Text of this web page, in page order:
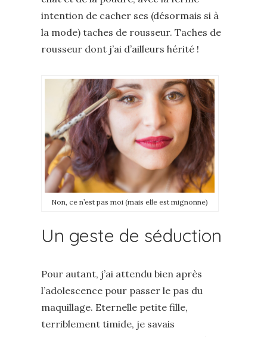
intention de cacher ses (désormais si à
la mode) taches de rousseur. Taches de
rousseur dont j’ai d’ailleurs hérité !
Non, ce n’est pas moi (mais elle est mignonne)
Un geste de séduction
Pour autant, j’ai attendu bien après
l’adolescence pour passer le pas du
maquillage. Eternelle petite fille,
terriblement timide, je savais